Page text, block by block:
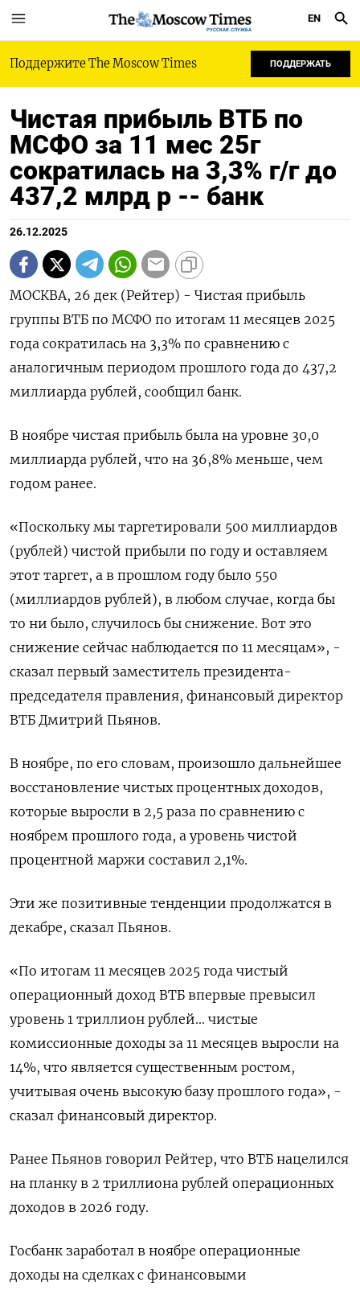
РУССКАЯ СЛУЖБА
EN
Поддержите The Moscow Times ПОДДЕРЖАТЬ
Чистая прибыль ВТБ по
МСФО за 11 мес 25г
сократилась на 3,3% г/г до
437,2 млрд р -- банк
26.12.2025
МОСКВА, 26 дек (Рейтер) - Чистая прибыль
группы ВТБ по МСФО по итогам 11 месяцев 2025
года сократилась на 3,3% по сравнению с
аналогичным периодом прошлого года до 437,2
миллиарда рублей, сообщил банк.
В ноябре чистая прибыль была на уровне 30,0
миллиарда рублей, что на ⁠36,8% меньше, чем
годом ранее.
«Поскольку мы таргетировали 500 миллиардов
(рублей) чистой прибыли по году и оставляем
этот таргет, а в прошлом году было 550
(миллиардов рублей), в любом случае, когда бы
то ни было, случилось бы снижение. Вот это
снижение сейчас ⁠наблюдается по 11 месяцам», -
сказал первый заместитель ​президента-
председателя правления, финансовый директор
ВТБ Дмитрий Пьянов.
В ноябре, по ⁠его словам, произошло дальнейшее
восстановление чистых процентных доходов,
которые выросли в 2,5 раза по сравнению с
ноябрем прошлого года, а уровень чистой
процентной маржи составил ⁠2,1%.
Эти же позитивные тенденции продолжатся в
декабре, сказал Пьянов.
«По итогам 11 месяцев 2025 года чистый
операционный доход ВТБ впервые превысил
‌уровень 1 триллион рублей... чистые
комиссионные доходы за 11 месяцев выросли на
14%, что является существенным ростом,
учитывая очень ‍высокую базу прошлого года», -
сказал финансовый директор.
Ранее Пьянов говорил Рейтер, что ВТБ нацелился
на планку в 2 триллиона рублей ‌операционных
доходов в 2026 году.
Госбанк заработал в ноябре операционные
доходы на сделках с финансовыми